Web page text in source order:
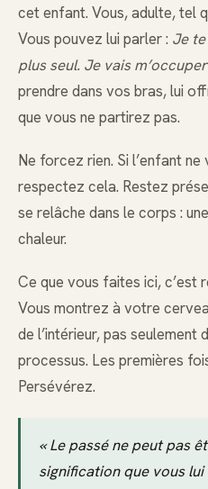
cet enfant. Vous, adulte, tel
Vous pouvez lui parler : Je te
plus seul. Je vais
prendre dans vos bras, lui
que vous ne partirez pas.
Ne forcez rien. Si l’enfant
respectez cela. Restez
se relâche dans le corps :
chaleur.
Ce que vous faites ici, c’est
Vous montrez à votre
de l’intérieur, pas seulement
processus. Les premières
Persévérez.
« Le passé ne peut pas
signification que vous